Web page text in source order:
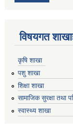
विषयगत
कृषि शाखा
पशु शाखा
शिक्षा शाखा
सामाजिक सुरक्षा तथा
स्वास्थ्य शाखा